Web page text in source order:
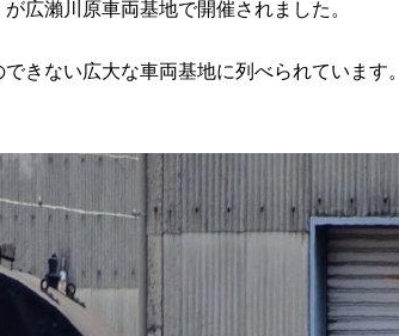
広瀨川原車両基地で開催されました。
きない広大な車両基地に列べられています。